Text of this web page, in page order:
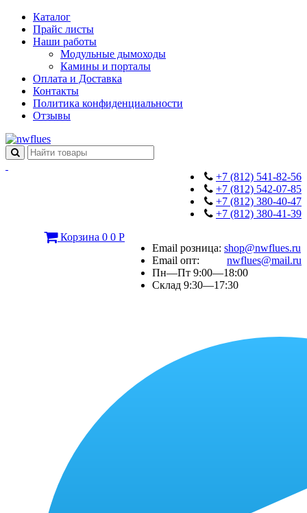
Каталог
Прайс листы
Наши работы
Модульные дымоходы
Камины и порталы
Оплата и Доставка
Контакты
Политика конфиденциальности
Отзывы
+7 (812) 541-82-56
+7 (812) 542-07-85
+7 (812) 380-40-47
+7 (812) 380-41-39
Email розница: shop@nwflues.ru
Email опт: nwflues@mail.ru
Пн—Пт 9:00—18:00
Склад 9:30—17:30
Корзина 0 0 Р